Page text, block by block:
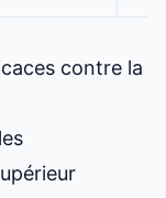
contre la